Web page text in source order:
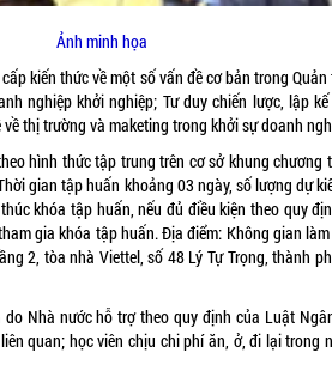
Ảnh minh họa
kiến thức về một số vấn đề cơ bản trong
nghiệp khởi nghiệp; Tư duy chiến lược, lập
thị trường và maketing trong khởi sự doanh
hình thức tập trung trên cơ sở khung chương
gian tập huấn khoảng 03 ngày, số lượng dự
khóa tập huấn, nếu đủ điều kiện theo quy
gia khóa tập huấn. Địa điểm: Không gian
2, tòa nhà Viettel, số 48 Lý Tự Trọng, thành
Nhà nước hỗ trợ theo quy định của Luật
quan; học viên chịu chi phí ăn, ở, đi lại trong